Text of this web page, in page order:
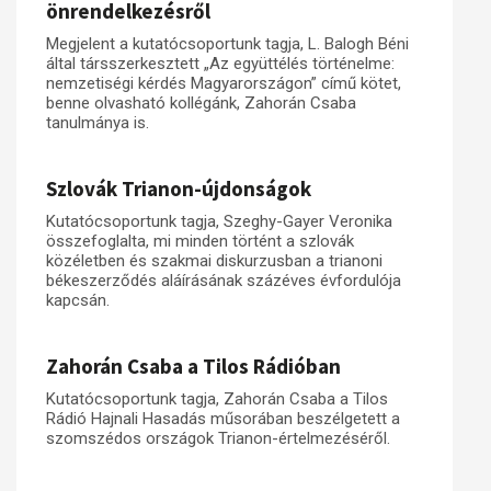
önrendelkezésről
Megjelent a kutatócsoportunk tagja, L. Balogh Béni
által társszerkesztett „Az együttélés történelme:
nemzetiségi kérdés Magyarországon” című kötet,
benne olvasható kollégánk, Zahorán Csaba
tanulmánya is.
Szlovák Trianon-újdonságok
Kutatócsoportunk tagja, Szeghy-Gayer Veronika
összefoglalta, mi minden történt a szlovák
közéletben és szakmai diskurzusban a trianoni
békeszerződés aláírásának százéves évfordulója
kapcsán.
Zahorán Csaba a Tilos Rádióban
Kutatócsoportunk tagja, Zahorán Csaba a Tilos
Rádió Hajnali Hasadás műsorában beszélgetett a
szomszédos országok Trianon-értelmezéséről.